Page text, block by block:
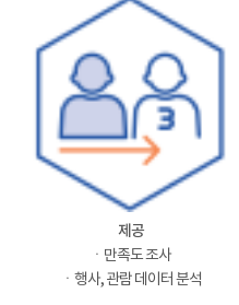
제공
ㆍ만족도 조사
ㆍ행사, 관람 데이터 분석